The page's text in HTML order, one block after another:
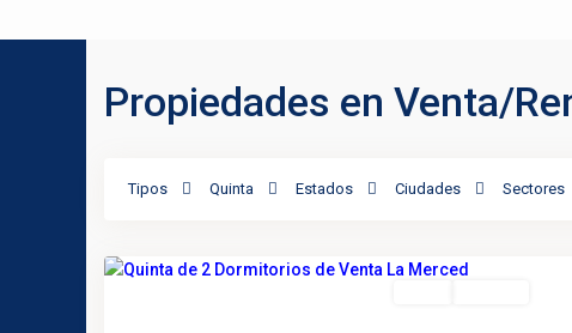
Propiedades en Venta/
Tipos Quinta Estados Ciudades Sectores
Valle